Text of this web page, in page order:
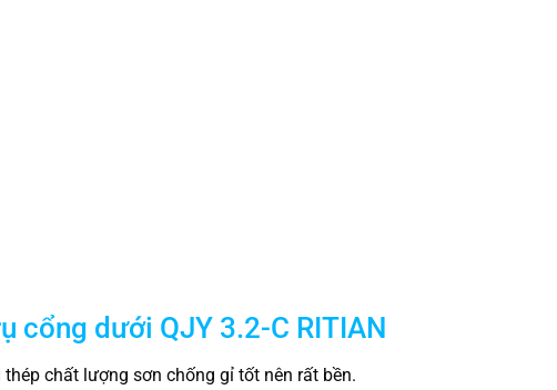
cổng dưới QJY 3.2-C RITIAN
chất lượng sơn chống gỉ tốt nên rất bền.